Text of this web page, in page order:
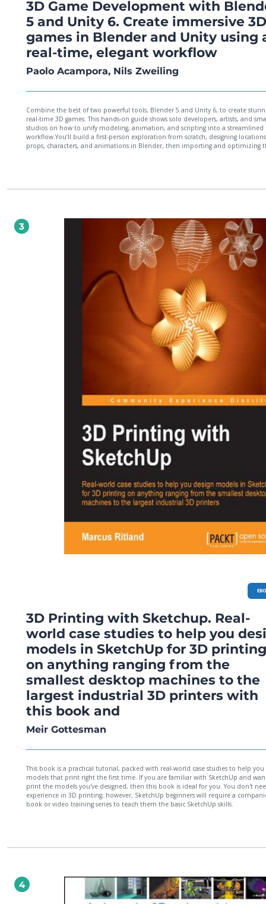
3D Game Development with
5 and Unity 6. Create immersive 3D
games in Blender and Unity using
real-time, elegant workflow
Paolo Acampora, Nils Zweiling
Combine the best of two powerful tools, Blender 5 and Unity 6, to create
real-time 3D games. This hands-on guide shows solo developers, artists, and
studios on how to unify modeling, animation, and scripting into a streamlined
workflow.You’ll build a first-person exploration from scratch, designing
props, characters, and animations in Blender, then importing and optimizing
faster.By the end, you'll have built an integrated pipeline and a playable level
3
3D Printing with Sketchup. Real-
world case studies to help you
models in SketchUp for 3D printing
on anything ranging from the
smallest desktop machines to the
largest industrial 3D printers with
this book and
Meir Gottesman
This book is a practical tutorial, packed with real-world case studies to help you
models that print right the first time. If you are familiar with SketchUp and
print the models you've designed, then this book is ideal for you. You don't
experience in 3D printing; however, SketchUp beginners will require a
book or video training series to teach them the basic SketchUp skills.
4